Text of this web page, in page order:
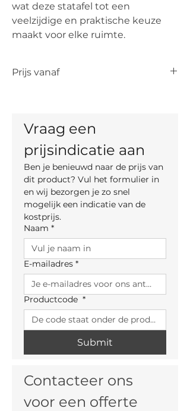
wat deze statafel tot een
veelzijdige en praktische keuze
maakt voor elke ruimte.
Prijs vanaf
materiaal en, indien mogelijk, maten.
Vraag een
prijsindicatie aan
Ben je benieuwd naar de prijs van
dit product? Vul het formulier in
en wij bezorgen je zo snel
mogelijk een indicatie van de
kostprijs.
Naam *
E-mailadres *
Productcode *
Submit
Contacteer ons
voor een offerte